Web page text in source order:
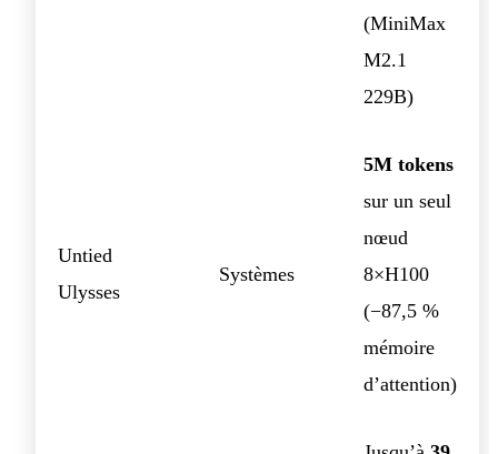
(MiniMax
M2.1
229B)
Untied
Ulysses
Systèmes
5M tokens
sur un seul
nœud
8×H100
(−87,5 %
mémoire
d’attention)